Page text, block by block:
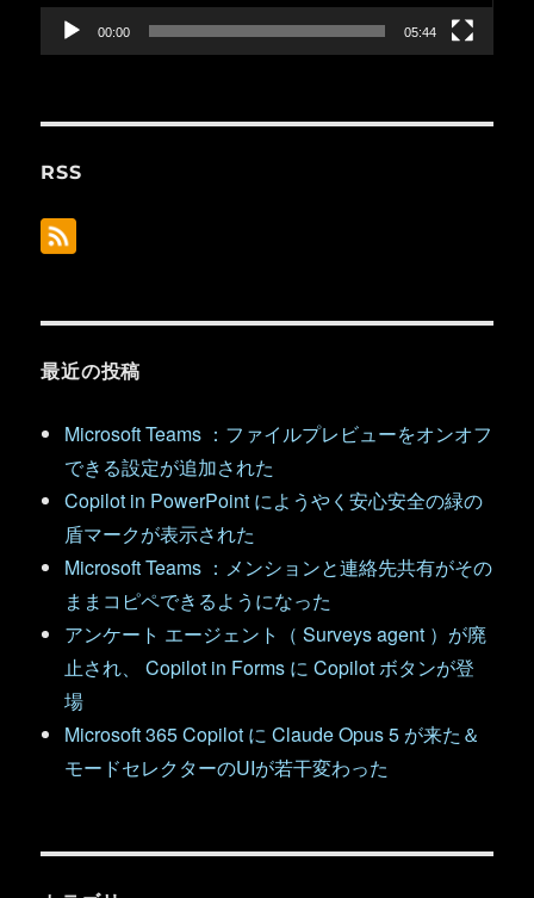
ー
00:00 05:44
RSS
最近の投稿
Microsoft Teams ：ファイルプレビューをオンオフ
できる設定が追加された
Copilot in PowerPoint にようやく安心安全の緑の
盾マークが表示された
Microsoft Teams ：メンションと連絡先共有がその
ままコピペできるようになった
アンケート エージェント（ Surveys agent ）が廃
止され、 Copilot in Forms に Copilot ボタンが登
場
Microsoft 365 Copilot に Claude Opus 5 が来た＆
モードセレクターのUIが若干変わった